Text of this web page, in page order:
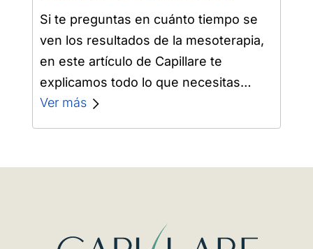
Si te preguntas en cuánto tiempo se
ven los resultados de la mesoterapia,
en este artículo de Capillare te
explicamos todo lo que necesitas
saber. Entender el proceso y las…
Ver más